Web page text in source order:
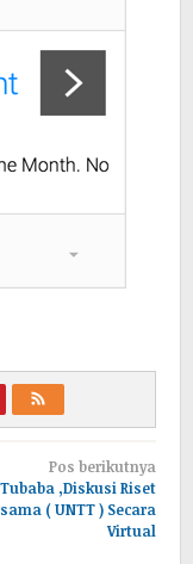
Pos berikutnya
,Diskusi Riset
( UNTT ) Secara
Virtual